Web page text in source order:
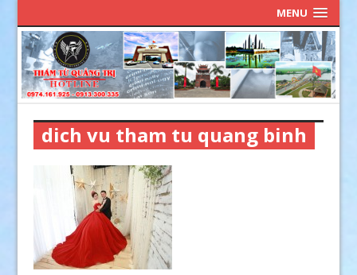
MENU
dich vu tham tu quang binh